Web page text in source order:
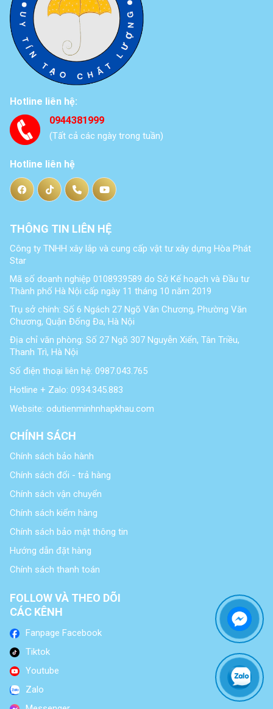
Hotline liên hệ:
0944381999
(Tất cả các ngày trong tuần)
Hotline liên hệ
THÔNG TIN LIÊN HỆ
Công ty TNHH xây lắp và cung cấp vật tư xây dựng Hòa Phát
Star
Mã số doanh nghiệp 0108939589 do Sở Kế hoạch và Đầu tư
Thành phố Hà Nội cấp ngày 11 tháng 10 năm 2019
Trụ sở chính: Số 6 Ngách 27 Ngõ Văn Chương, Phường Văn
Chương, Quận Đống Đa, Hà Nội
Địa chỉ văn phòng: Số 27 Ngõ 307 Nguyễn Xiển, Tân Triều,
Thanh Trì, Hà Nội
Số điện thoại liên hệ: 0987.043.765
Hotline + Zalo: 0934.345.883
Website: odutienminhnhapkhau.com
CHÍNH SÁCH
Chính sách bảo hành
Chính sách đổi - trả hàng
Chính sách vận chuyển
Chính sách kiểm hàng
Chính sách bảo mật thông tin
Hướng dẫn đặt hàng
Chính sách thanh toán
FOLLOW VÀ THEO DÕI
CÁC KÊNH
Fanpage Facebook
Tiktok
Youtube
Zalo